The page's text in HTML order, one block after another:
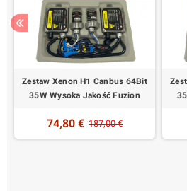
Zestaw Xenon H1 Canbus 64Bit
35W Wysoka Jakość Fuzion
74,80 € 187,00 €